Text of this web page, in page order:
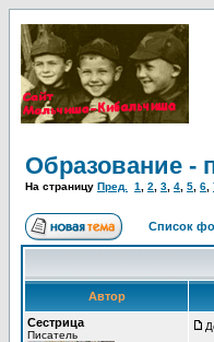
Образование -
На страницу Пред. 1 2 3 4 5 6
Список
Автор
Сестрица
Писатель